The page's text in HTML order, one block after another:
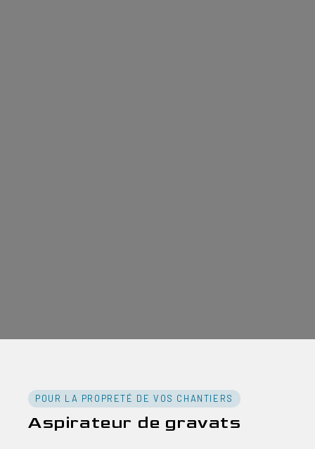
POUR LA PROPRETÉ DE VOS CHANTIERS
Aspirateur de gravats